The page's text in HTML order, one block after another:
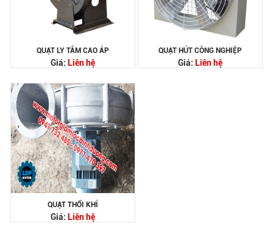
QUẠT LY TÂM CAO ÁP
Giá: Liên hệ
QUẠT HÚT CÔNG NGHIỆP
Giá: Liên hệ
QUẠT THỔI KHÍ
Giá: Liên hệ